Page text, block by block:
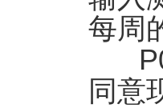
每周
同意